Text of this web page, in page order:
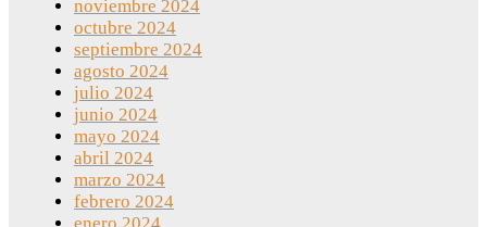
noviembre 2024
octubre 2024
septiembre 2024
agosto 2024
julio 2024
junio 2024
mayo 2024
abril 2024
marzo 2024
febrero 2024